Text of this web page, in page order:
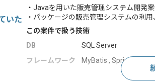
いた
・Javaを用いた販売管理システム開発
・パッケージの販売管理システムの利
この案件で扱う技術
DB
SQL Server
フレームワーク
MyBatis , Spring Boot